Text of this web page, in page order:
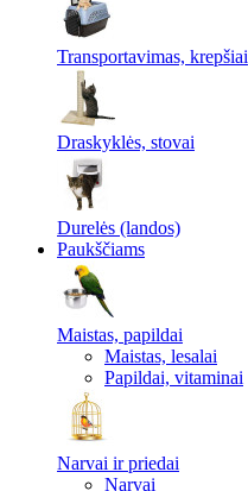
Transportavimas, krepšiai
Draskyklės, stovai
Durelės (landos)
Paukščiams
Maistas, papildai
Maistas, lesalai
Papildai, vitaminai
Narvai ir priedai
Narvai